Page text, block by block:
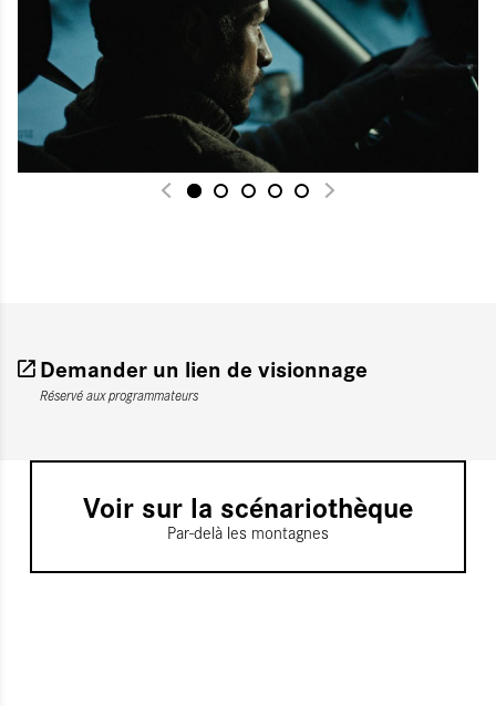
Demander un lien de visionnage
Réservé aux programmateurs
Voir sur la scénariothèque
Par-delà les montagnes